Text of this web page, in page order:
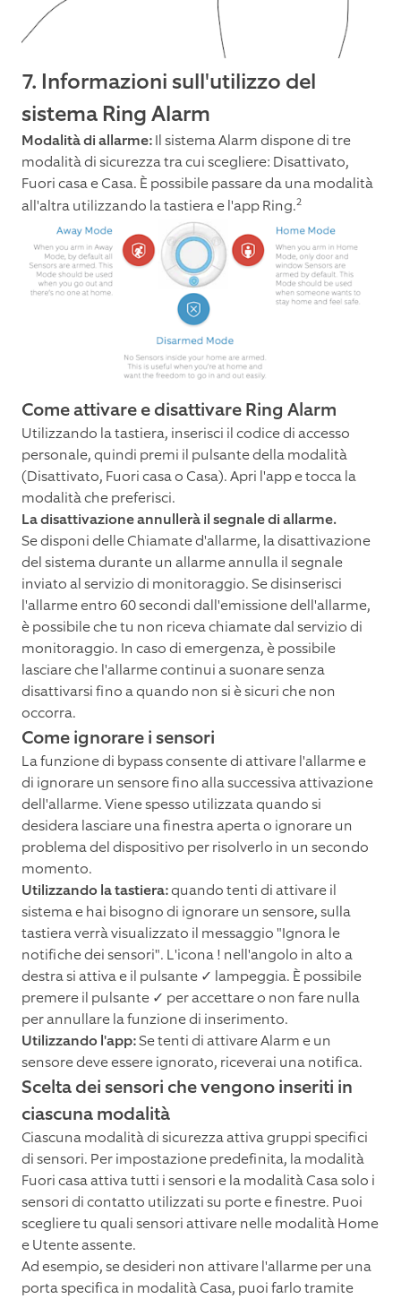
7. Informazioni sull'utilizzo del
sistema Ring Alarm
Modalità di allarme:Il sistema Alarm dispone di tre
modalità di sicurezza tra cui scegliere: Disattivato,
Fuori casa e Casa. È possibile passare da una modalità
all'altra utilizzando la tastiera e l'app Ring.2
Come attivare e disattivare Ring Alarm
Utilizzando la tastiera, inserisci il codice di accesso
personale, quindi premi il pulsante della modalità
(Disattivato, Fuori casa o Casa). Apri l'app e tocca la
modalità che preferisci.
La disattivazione annullerà il segnale di allarme.
Se disponi delle Chiamate d'allarme, la disattivazione
del sistema durante un allarme annulla il segnale
inviato al servizio di monitoraggio. Se disinserisci
l'allarme entro 60 secondi dall'emissione dell'allarme,
è possibile che tu non riceva chiamate dal servizio di
monitoraggio. In caso di emergenza, è possibile
lasciare che l'allarme continui a suonare senza
disattivarsi fino a quando non si è sicuri che non
occorra.
Come ignorare i sensori
La funzione di bypass consente di attivare l'allarme e
di ignorare un sensore fino alla successiva attivazione
dell'allarme. Viene spesso utilizzata quando si
desidera lasciare una finestra aperta o ignorare un
problema del dispositivo per risolverlo in un secondo
momento.
Utilizzando la tastiera:quando tenti di attivare il
sistema e hai bisogno di ignorare un sensore, sulla
tastiera verrà visualizzato il messaggio "Ignora le
notifiche dei sensori". L'icona ! nell'angolo in alto a
destra si attiva e il pulsante ✓ lampeggia. È possibile
premere il pulsante ✓ per accettare o non fare nulla
per annullare la funzione di inserimento.
Utilizzando l'app:Se tenti di attivare Alarm e un
sensore deve essere ignorato, riceverai una notifica.
Scelta dei sensori che vengono inseriti in
ciascuna modalità
Ciascuna modalità di sicurezza attiva gruppi specifici
di sensori. Per impostazione predefinita, la modalità
Fuori casa attiva tutti i sensori e la modalità Casa solo i
sensori di contatto utilizzati su porte e finestre. Puoi
scegliere tu quali sensori attivare nelle modalità Home
e Utente assente.
Ad esempio, se desideri non attivare l'allarme per una
porta specifica in modalità Casa, puoi farlo tramite